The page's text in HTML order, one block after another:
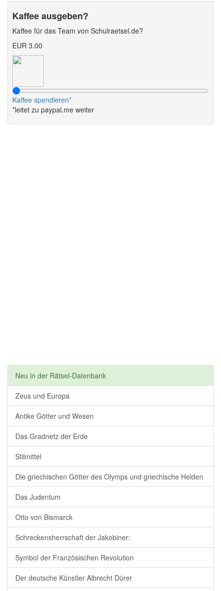
Kaffee ausgeben?
Kaffee für das Team von Schulraetsel.de?
EUR 3.00
Kaffee spendieren*
*leitet zu paypal.me weiter
Neu in der Rätsel-Datenbank
Zeus und Europa
Antike Götter und Wesen
Das Gradnetz der Erde
Stilmittel
Die griechischen Götter des Olymps und griechische Helden
Das Judentum
Otto von Bismarck
Schreckensherrschaft der Jakobiner:
Symbol der Französischen Revolution
Der deutsche Künstler Albrecht Dürer